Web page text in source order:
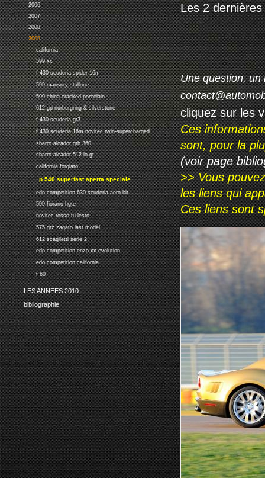
2006
2007
2008
2009
california
599 xx
f 430 scuderia spider 16m
599 mansory stallone
599 china cracked porcelain
612 gp nurburgring & silverstone
f 430 scuderia gt3
f 430 scuderia 16m novitec twin-supercharged
sbarro alcador gtb 360
sbarro alcador 512 lo-gt
california forgiato
p 540 superfast aperta speciale
edo competition 630 scuderia aero-kit
599 fiorano hgte
novitec rosso tu lesto
575 gtz zagato last model
612 scaglietti serie 2
edo competition enzo xx evolution
edo competition california
f 60
LES ANNEES 2010
bibliographie
Les 2
Une question, un
cliquez sur les
Ces
sont, pour la
(voir page
>> Vous
les liens qui
Ces liens sont